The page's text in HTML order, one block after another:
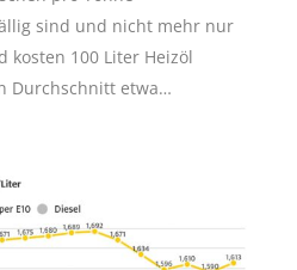
sind und nicht mehr nur
100 Liter Heizöl
Durchschnitt etwa…